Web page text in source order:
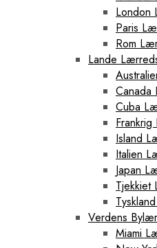
London
Paris
Rom
Lande
Canada
Cuba
Island
Italien
Japan
Tjekkiet
Verdens
Miami